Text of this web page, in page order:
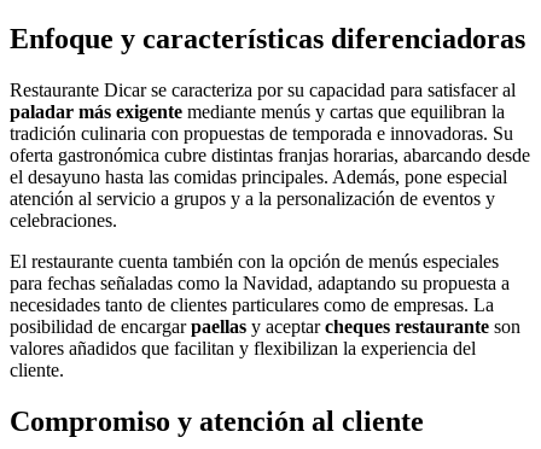
Enfoque y características diferenciadoras
Restaurante Dicar se caracteriza por su capacidad para satisfacer al
paladar más exigente mediante menús y cartas que equilibran la
tradición culinaria con propuestas de temporada e innovadoras. Su
oferta gastronómica cubre distintas franjas horarias, abarcando desde
el desayuno hasta las comidas principales. Además, pone especial
atención al servicio a grupos y a la personalización de eventos y
celebraciones.
El restaurante cuenta también con la opción de menús especiales
para fechas señaladas como la Navidad, adaptando su propuesta a
necesidades tanto de clientes particulares como de empresas. La
posibilidad de encargarpaellas y aceptarcheques restaurante son
valores añadidos que facilitan y flexibilizan la experiencia del
cliente.
Compromiso y atención al cliente